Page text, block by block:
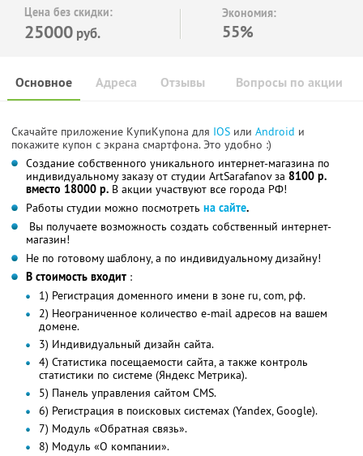
Цена без скидки:
25000 руб.
Экономия:
55%
Основное Отзывы Вопросы по акции
Адреса
Скачайте приложение КупиКупона для IOS или Android и
покажите купон с экрана смартфона. Это удобно :)
Создание собственного уникального интернет-магазина по
индивидуальному заказу от студии ArtSarafanov за 8100 р.
вместо 18000 р. В акции участвуют все города РФ!
Работы студии можно посмотреть на сайте.
Вы получаете возможность создать собственный интернет-
магазин!
Не по готовому шаблону, а по индивидуальному дизайну!
В стоимость входит :
1) Регистрация доменного имени в зоне ru, com, рф.
2) Неограниченное количество e-mail адресов на вашем
домене.
3) Индивидуальный дизайн сайта.
4) Статистика посещаемости сайта, а также контроль
статистики по системе (Яндекс Метрика).
5) Панель управления сайтом CMS.
6) Регистрация в поисковых системах (Yandex, Google).
7) Модуль «Обратная связь».
8) Модуль «О компании».